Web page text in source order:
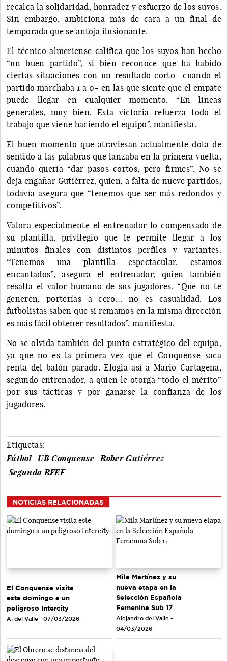
recalca la solidaridad, honradez y esfuerzo de los suyos.
Sin embargo, ambiciona más de cara a un final de
temporada que se antoja ilusionante.
El técnico almeriense califica que los suyos han hecho
“un buen partido”, si bien reconoce que ha habido
ciertas situaciones con un resultado corto -cuando el
partido marchaba 1 a 0- en las que siente que el empate
puede llegar en cualquier momento. “En líneas
generales, muy bien. Esta victoria refuerza todo el
trabajo que viene haciendo el equipo”, manifiesta.
El buen momento que atraviesan actualmente dota de
sentido a las palabras que lanzaba en la primera vuelta,
cuando quería “dar pasos cortos, pero firmes”. No se
deja engañar Gutiérrez, quien, a falta de nueve partidos,
todavía asegura que “tenemos que ser más redondos y
competitivos”.
Valora especialmente el entrenador lo compensado de
su plantilla, privilegio que le permite llegar a los
minutos finales con distintos perfiles y variantes.
“Tenemos una plantilla espectacular, estamos
encantados”, asegura el entrenador, quien también
resalta el valor humano de sus jugadores. “Que no te
generen, porterías a cero… no es casualidad. Los
futbolistas saben que si remamos en la misma dirección
es más fácil obtener resultados”, manifiesta.
No se olvida también del punto estratégico del equipo,
ya que no es la primera vez que el Conquense saca
renta del balón parado. Elogia así a Mario Cartagena,
segundo entrenador, a quien le otorga “todo el mérito”
por sus tácticas y por ganarse la confianza de los
jugadores.
Etiquetas:
Fútbol
UB Conquense
Rober Gutiérrez
Segunda RFEF
NOTICIAS RELACIONADAS
El Conquense visita
este domingo a un
peligroso Intercity
A. del Valle - 07/03/2026
Mila Martínez y su
nueva etapa en la
Selección Española
Femenina Sub 17
Alejandro del Valle -
04/03/2026